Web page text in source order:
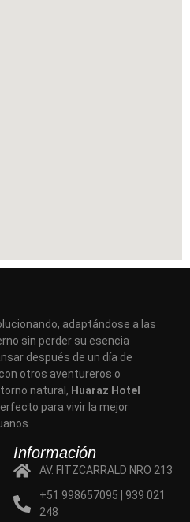
adaptándose a las
sin perder su esencia
después de un día de
otros aventureros o
natural, Huaraz Hotel
para vivir la mejor
Información
AV. FITZCARRALD NRO 213
+51 998657095 | 939 021
248